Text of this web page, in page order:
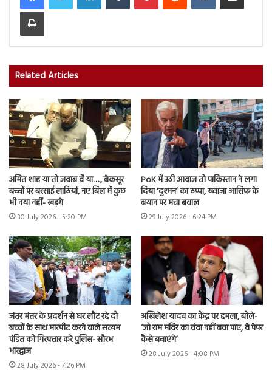
Print
Related Articles
अमित शाह या तो जवाब दें या…., बेकसूर
बच्चों पर बरसाई लाठियां, नए बिल में कुछ
भी नया नहीं- खड़गे
30 July 2026 - 5:20 PM
PoK में उठी आवाज तो पाकिस्तान ने लगा
दिया ‘दुश्मन’ का ठप्पा, ख्वाजा आसिफ के
बयान पर मचा बवाल
29 July 2026 - 6:24 PM
जंतर मंतर के प्रदर्शन से घर लौट रहे दो
बच्चों के साथ मारपीट करने वाले सत्यम
पंडित को गिरफ्तार करे पुलिस- सौरभ
भारद्वाज
28 July 2026 - 7:26 PM
अखिलेश यादव का केंद्र पर हमला, बोले-
‘जो राम मंदिर का चंदा नहीं बचा पाए, वे पेपर
कैसे बचाएंगे’
28 July 2026 - 4:08 PM